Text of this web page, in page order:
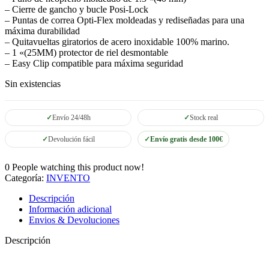
– Cierre de gancho y bucle Posi-Lock
– Puntas de correa Opti-Flex moldeadas y rediseñadas para una
máxima durabilidad
– Quitavueltas giratorios de acero inoxidable 100% marino.
– 1 «(25MM) protector de riel desmontable
– Easy Clip compatible para máxima seguridad
Sin existencias
Envío 24/48h Stock real
Devolución fácil Envío gratis desde 100€
0 People watching this product now!
Categoría: INVENTO
Descripción
Información adicional
Envios & Devoluciones
Descripción